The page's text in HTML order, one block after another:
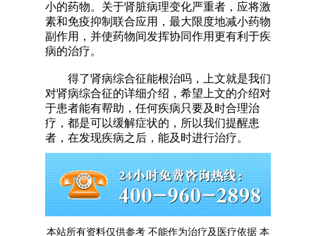
小的药物。关于肾脏病理变化严重者，应将激
素和免疫抑制联合应用，最大限度地减小药物
副作用，并使药物间发挥协同作用更有利于疾
病的治疗。
得了肾病综合征能根治吗，上文就是我们
对肾病综合征的详细介绍，希望上文的介绍对
于患者能有帮助，任何疾病只要及时合理治
疗，都是可以缓解症状的，所以我们提醒患
者，在发现疾病之后，能及时进行治疗。
本站所有资料仅供参考 不能作为治疗及医疗依据 本